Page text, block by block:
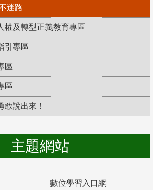
迷路
權及轉型正義教育專區
引專區
區
區
敢說出來！
主題網站
數位學習入口網